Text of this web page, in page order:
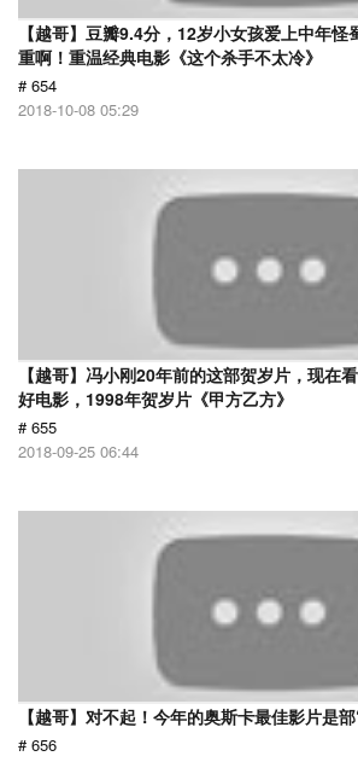
【越哥】豆瓣9.4分，12岁小女孩爱上中年
重啊！重温经典电影《这个杀手不太冷》
# 654
2018-10-08 05:29
【越哥】冯小刚20年前的这部贺岁片，现在
好电影，1998年贺岁片《甲方乙方》
# 655
2018-09-25 06:44
【越哥】对不起！今年的奥斯卡最佳影片是
# 656